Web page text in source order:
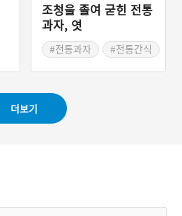
조청을 졸여 굳힌 전통
과자, 엿
#전통과자
#전통간식
더보기